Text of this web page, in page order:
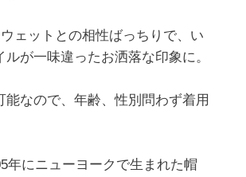
ェットとの相性ばっちりで、い
ルが一味違ったお洒落な印象に。
能なので、年齢、性別問わず着用
年にニューヨークで生まれた帽